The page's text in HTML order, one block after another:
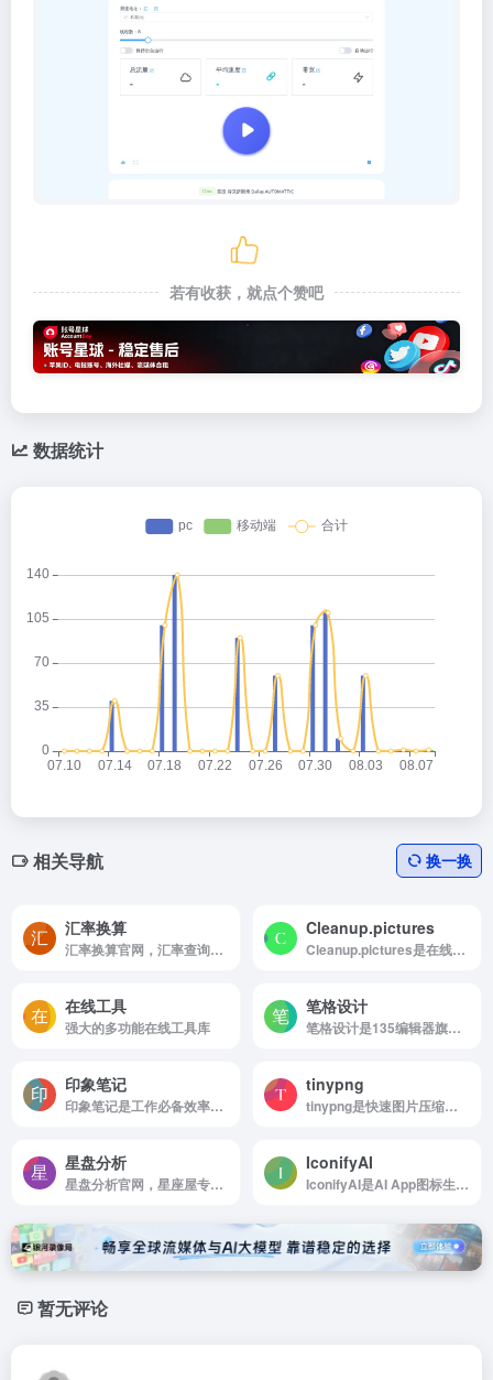
若有收获，就点个赞吧
数据统计
相关导航 换一换
汇率换算
汇率换算官网，汇率查询换算提供汇率，货币汇率，汇率换算，汇率查询，人民币汇率，美元汇率，美元对人民币汇率，日元汇率，外汇汇率，汇率走势图等内容及160多种货币的实时汇率查询换算功能。
Cleanup.pictures
Cleanup.pictures是在线去除脏点杂物工具
在线工具
强大的多功能在线工具库
笔格设计
笔格设计是135编辑器旗下的一款功能强大，素材丰富的图片编辑在线网站
印象笔记
印象笔记是工作必备效率应用
tinypng
tinypng是快速图片压缩工具
星盘分析
星盘分析官网，星座屋专业星座运程预测网，提供星座，个性，开运方法，运势，配对，解梦以及心理测试，血型，生肖，塔罗牌，算命，风水等星相命理信息。
IconifyAI
IconifyAI是AI App图标生成器
暂无评论